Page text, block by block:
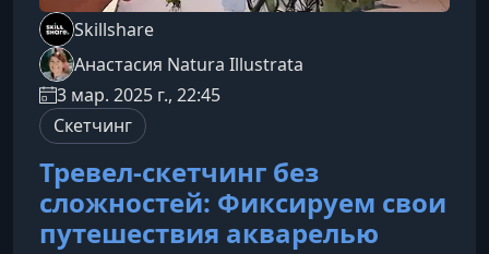
Skillshare
Анастасия Natura Illustrata
3 мар. 2025 г., 22:45
Скетчинг
Тревел-скетчинг без
сложностей: Фиксируем свои
путешествия акварелью